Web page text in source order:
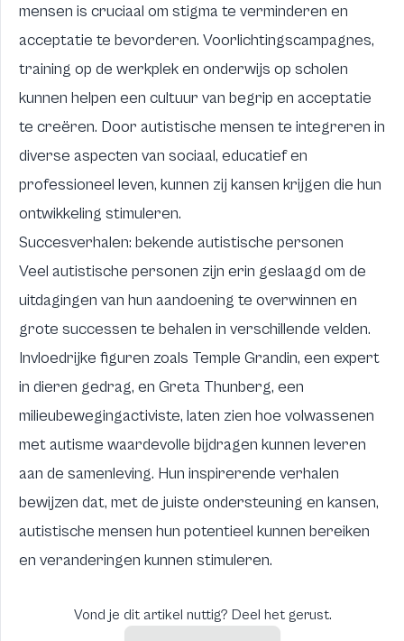
mensen is cruciaal om stigma te verminderen en
acceptatie te bevorderen. Voorlichtingscampagnes,
training op de werkplek en onderwijs op scholen
kunnen helpen een cultuur van begrip en acceptatie
te creëren. Door autistische mensen te integreren in
diverse aspecten van sociaal, educatief en
professioneel leven, kunnen zij kansen krijgen die hun
ontwikkeling stimuleren.
Succesverhalen: bekende autistische personen
Veel autistische personen zijn erin geslaagd om de
uitdagingen van hun aandoening te overwinnen en
grote successen te behalen in verschillende velden.
Invloedrijke figuren zoals Temple Grandin, een expert
in dieren gedrag, en Greta Thunberg, een
milieubewegingactiviste, laten zien hoe volwassenen
met autisme waardevolle bijdragen kunnen leveren
aan de samenleving. Hun inspirerende verhalen
bewijzen dat, met de juiste ondersteuning en kansen,
autistische mensen hun potentieel kunnen bereiken
en veranderingen kunnen stimuleren.
Vond je dit artikel nuttig? Deel het gerust.